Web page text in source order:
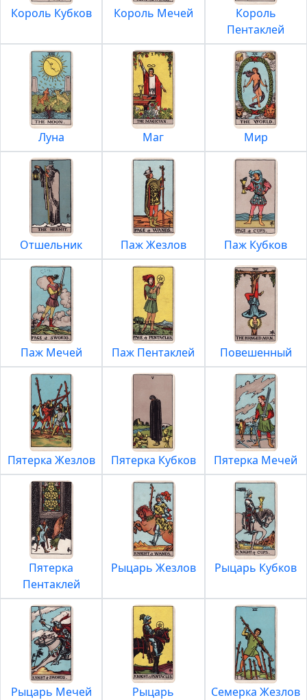
Король Кубков Король Мечей
Король
Пентаклей
Луна Маг Мир
Отшельник Паж Жезлов Паж Кубков
Паж Мечей Паж Пентаклей Повешенный
Пятерка Жезлов Пятерка Кубков Пятерка Мечей
Пятерка
Пентаклей
Рыцарь Жезлов Рыцарь Кубков
Рыцарь Мечей
Рыцарь
Семерка Жезлов